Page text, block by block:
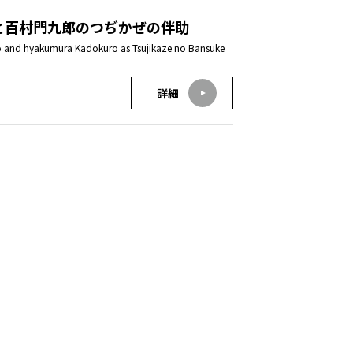
村門九郎のつぢかぜの伴助
hyakumura Kadokuro as Tsujikaze no Bansuke
詳細